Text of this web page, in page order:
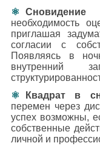
необходимость
приглашая
согласии с
Появляясь в
внутренний
Квадрат в
перемен через
успех возможны,
собственные
личной и